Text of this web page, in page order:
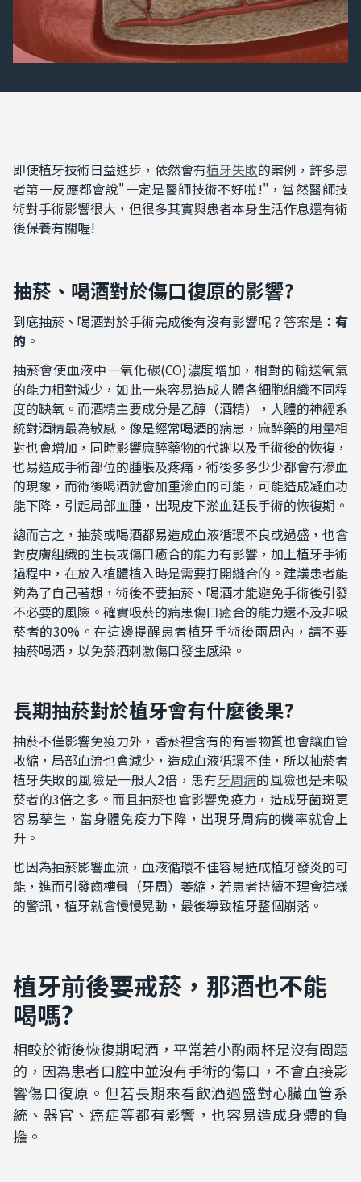
即使植牙技術日益進步，依然會有植牙失敗的案例，許多患
者第一反應都會說"一定是醫師技術不好啦!"，當然醫師技
術對手術影響很大，但很多其實與患者本身生活作息還有術
後保養有關喔!
抽菸、喝酒對於傷口復原的影響?
到底抽菸、喝酒對於手術完成後有沒有影響呢？答案是： 有
的 。
抽菸會使血液中一氧化碳(CO)濃度增加，相對的輸送氧氣
的能力相對減少，如此一來容易造成人體各細胞組織不同程
度的缺氧。而酒精主要成分是乙醇（酒精），人體的神經系
統對酒精最為敏感。像是經常喝酒的病患，麻醉藥的用量相
對也會增加，同時影響麻醉藥物的代謝以及手術後的恢復，
也易造成手術部位的腫脹及疼痛，術後多多少少都會有滲血
的現象，而術後喝酒就會加重滲血的可能，可能造成凝血功
能下降，引起局部血腫，出現皮下淤血延長手術的恢復期。
總而言之，抽菸或喝酒都易造成血液循環不良或過盛，也會
對皮膚組織的生長或傷口癒合的能力有影響，加上植牙手術
過程中，在放入植體植入時是需要打開縫合的。建議患者能
夠為了自己著想，術後不要抽菸、喝酒才能避免手術後引發
不必要的風險。確實吸菸的病患傷口癒合的能力還不及非吸
菸者的30% 。在這邊提醒患者植牙手術後兩周內，請不要
抽菸喝酒，以免菸酒刺激傷口發生感染。
長期抽菸對於植牙會有什麼後果?
抽菸不僅影響免疫力外，香菸裡含有的有害物質也會讓血管
收縮，局部血流也會減少，造成血液循環不佳，所以抽菸者
植牙失敗的風險是一般人2倍，患有牙周病的風險也是未吸
菸者的3倍之多。而且抽菸也會影響免疫力，造成牙菌斑更
容易孳生，當身體免疫力下降，出現牙周病的機率就會上
升。
也因為抽菸影響血流，血液循環不佳容易造成植牙發炎的可
能，進而引發齒槽骨（牙周）萎縮，若患者持續不理會這樣
的警訊，植牙就會慢慢晃動，最後導致植牙整個崩落。
植牙前後要戒菸，那酒也不能
喝嗎?
相較於術後恢復期喝酒，平常若小酌兩杯是沒有問題
的，因為患者口腔中並沒有手術的傷口，不會直接影
響傷口復原。但若長期來看飲酒過盛對心臟血管系
統、器官、癌症等都有影響，也容易造成身體的負
擔。